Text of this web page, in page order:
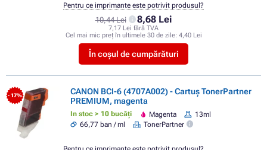
10,44 Lei 8,68 Lei
7,17 Lei fără TVA
Cel mai mic preț în ultimele 30 de zile: 4,40 Lei
În coșul de cumpărături
Pentru ce imprimante este potrivit produsul?
- 17%
CANON BCI-6 (4707A002) - Cartuș TonerPartner
PREMIUM, magenta
In stoc > 10 bucăți Magenta
13ml
66,77 ban / ml
TonerPartner